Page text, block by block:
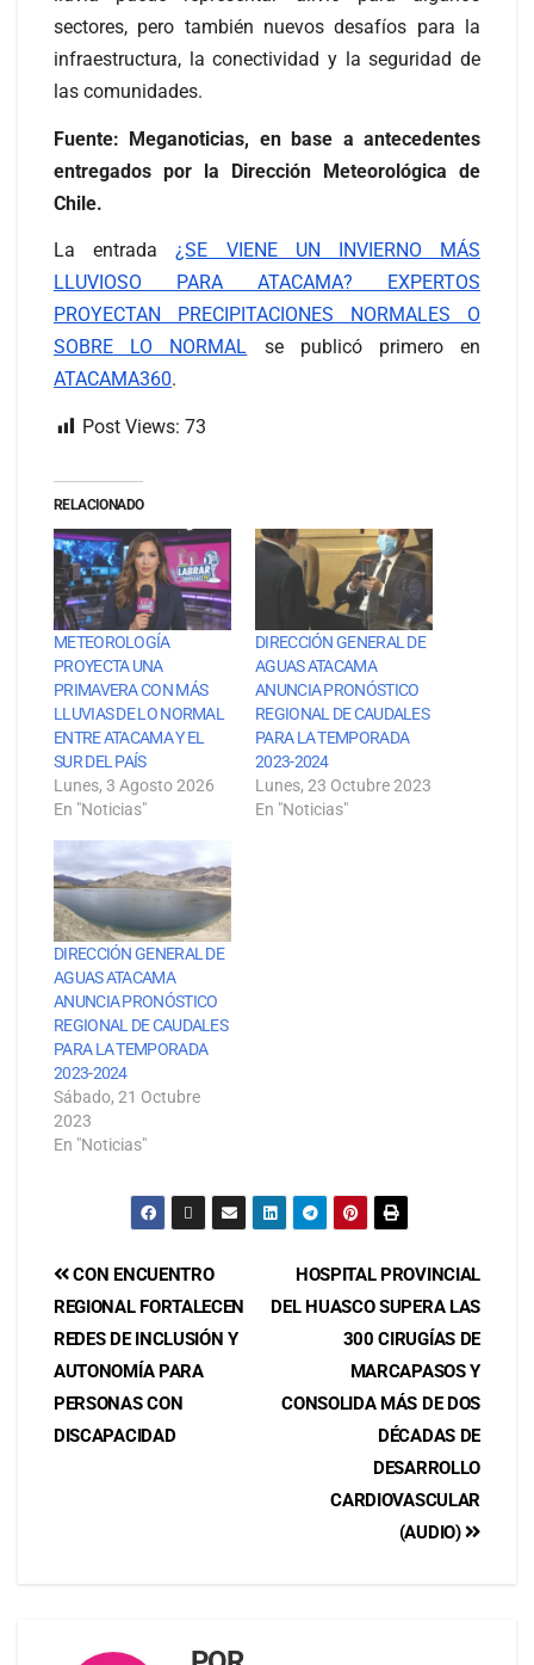
sectores, pero también nuevos desafíos para la
infraestructura, la conectividad y la seguridad de
las comunidades.
Fuente: Meganoticias, en base a antecedentes
entregados por la Dirección Meteorológica de
Chile.
La entrada¿SE VIENE UN INVIERNO MÁS
LLUVIOSO PARA ATACAMA? EXPERTOS
PROYECTAN PRECIPITACIONES NORMALES O
SOBRE LO NORMAL se publicó primero en
ATACAMA360.
Post Views: 73
RELACIONADO
METEOROLOGÍA
PROYECTA UNA
PRIMAVERA CON MÁS
LLUVIAS DE LO NORMAL
ENTRE ATACAMA Y EL
SUR DEL PAÍS
Lunes, 3 Agosto 2026
En "Noticias"
DIRECCIÓN GENERAL DE
AGUAS ATACAMA
ANUNCIA PRONÓSTICO
REGIONAL DE CAUDALES
PARA LA TEMPORADA
2023-2024
Lunes, 23 Octubre 2023
En "Noticias"
DIRECCIÓN GENERAL DE
AGUAS ATACAMA
ANUNCIA PRONÓSTICO
REGIONAL DE CAUDALES
PARA LA TEMPORADA
2023-2024
Sábado, 21 Octubre
2023
En "Noticias"
HOSPITAL PROVINCIAL
DEL HUASCO SUPERA LAS
300 CIRUGÍAS DE
MARCAPASOS Y
CONSOLIDA MÁS DE DOS
DÉCADAS DE
DESARROLLO
CARDIOVASCULAR
(AUDIO)
CON ENCUENTRO
REGIONAL FORTALECEN
REDES DE INCLUSIÓN Y
AUTONOMÍA PARA
PERSONAS CON
DISCAPACIDAD